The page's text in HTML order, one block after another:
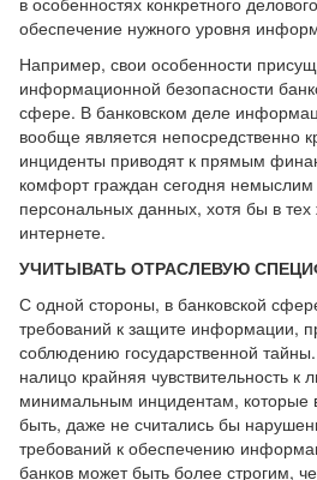
обеспечение нужного уровня
Например, свои особенности
информационной безопасности
сфере. В банковском деле
вообще является непосредственно
инциденты приводят к прямым
комфорт граждан сегодня
персональных данных, хотя бы в
интернете.
УЧИТЫВАТЬ ОТРАСЛЕВУЮ
С одной стороны, в банковской
требований к защите информации,
соблюдению государственной
налицо крайняя чувствительность
минимальным инцидентам, которые
быть, даже не считались бы
требований к обеспечению
банков может быть более строгим,